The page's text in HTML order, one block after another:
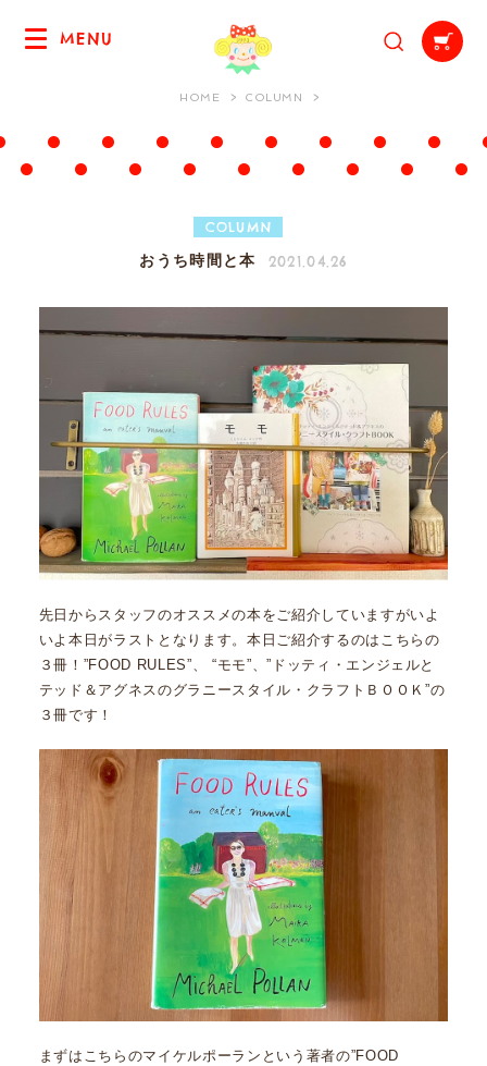
MENU
HOME COLUMN
COLUMN
おうち時間と本 2021.04.26
先日からスタッフのオススメの本をご紹介していますがいよ
いよ本日がラストとなります。本日ご紹介するのはこちらの
３冊！”FOOD RULES”、 “モモ”、”ドッティ・エンジェルと
テッド＆アグネスのグラニースタイル・クラフトＢＯＯＫ”の
３冊です！
まずはこちらのマイケルポーランという著者の”FOOD